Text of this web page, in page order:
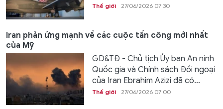
Thế giới 27/06/2026 07:30
Iran phản ứng mạnh về các cuộc tấn công mới nhất
của Mỹ
GD&TĐ - Chủ tịch Ủy ban An ninh
Quốc gia và Chính sách Đối ngoại
của Iran Ebrahim Azizi đã có...
Thế giới 27/06/2026 07:00